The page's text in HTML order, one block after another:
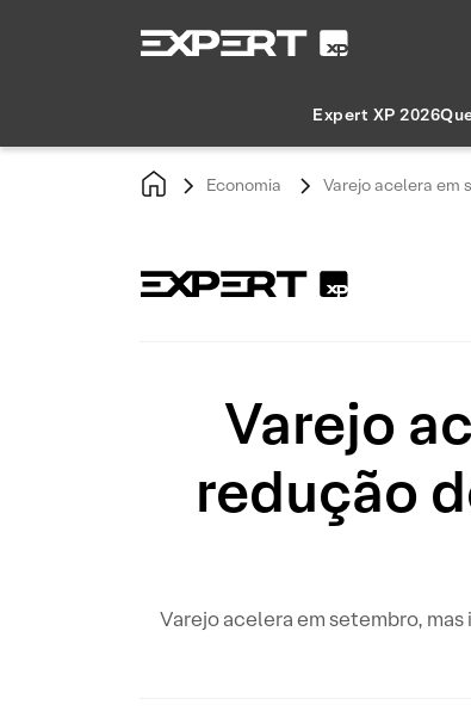
Expert XP 2026
Economia Varejo acelera em
Varejo
redução
Varejo acelera em setembro,